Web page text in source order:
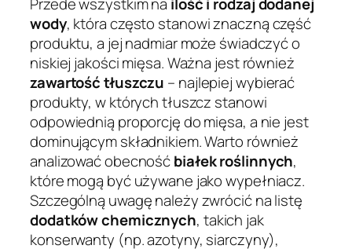
wody, która często stanowi znaczną część
produktu, a jej nadmiar może świadczyć o
niskiej jakości mięsa. Ważna jest również
zawartość tłuszczu – najlepiej wybierać
produkty, w których tłuszcz stanowi
odpowiednią proporcję do mięsa, a nie jest
dominującym składnikiem. Warto również
analizować obecnośćbiałek roślinnych,
które mogą być używane jako wypełniacz.
Szczególną uwagę należy zwrócić na listę
dodatków chemicznych, takich jak
konserwanty (np. azotyny, siarczyny),